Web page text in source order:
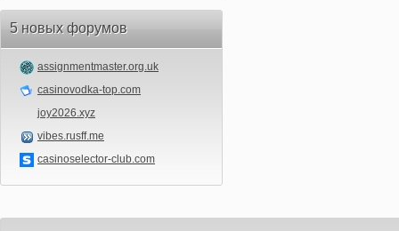
5 новых форумов
assignmentmaster.org.uk
casinovodka-top.com
joy2026.xyz
vibes.rusff.me
casinoselector-club.com